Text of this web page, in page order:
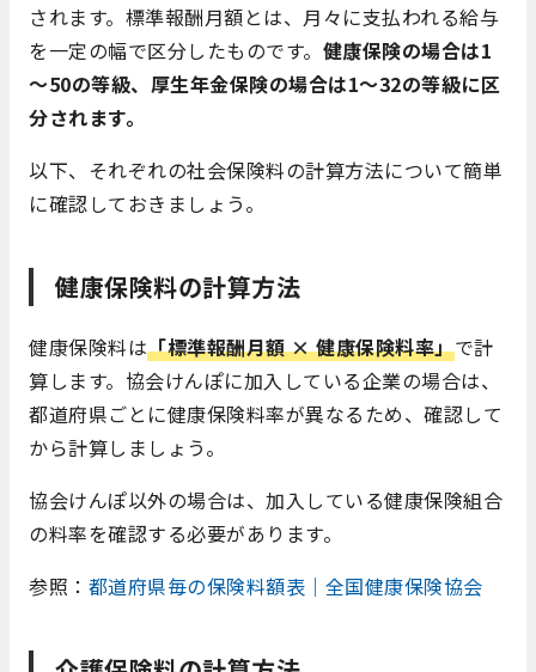
されます。標準報酬月額とは、月々に支払われる給与
を一定の幅で区分したものです。 健康保険の場合は1
～50の等級、厚生年金保険の場合は1～32の等級に区
分されます。
以下、それぞれの社会保険料の計算方法について簡単
に確認しておきましょう。
健康保険料の計算方法
健康保険料は「標準報酬月額 × 健康保険料率」で計
算します。協会けんぽに加入している企業の場合は、
都道府県ごとに健康保険料率が異なるため、確認して
から計算しましょう。
協会けんぽ以外の場合は、加入している健康保険組合
の料率を確認する必要があります。
参照： 都道府県毎の保険料額表｜全国健康保険協会